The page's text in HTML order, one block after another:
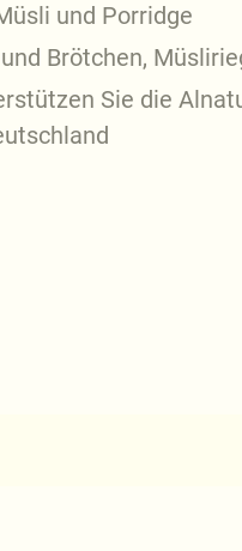
und Porridge
Brötchen,
Sie die